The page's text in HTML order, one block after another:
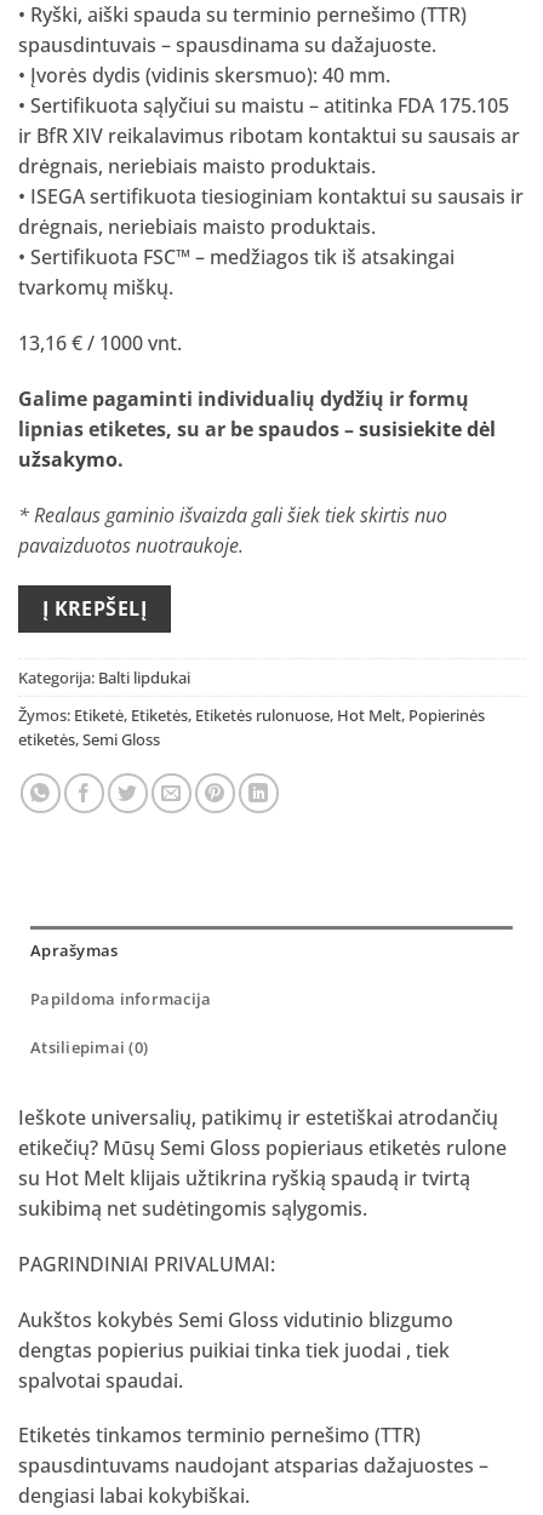
• Ryški, aiški spauda su terminio pernešimo (TTR)
spausdintuvais – spausdinama su dažajuoste.
• Įvorės dydis (vidinis skersmuo): 40 mm.
• Sertifikuota sąlyčiui su maistu – atitinka FDA 175.105
ir BfR XIV reikalavimus ribotam kontaktui su sausais ar
drėgnais, neriebiais maisto produktais.
• ISEGA sertifikuota tiesioginiam kontaktui su sausais ir
drėgnais, neriebiais maisto produktais.
• Sertifikuota FSC™ – medžiagos tik iš atsakingai
tvarkomų miškų.
13,16 € / 1000 vnt.
Galime pagaminti individualių dydžių ir formų
lipnias etiketes, su ar be spaudos –susisiekite dėl
užsakymo.
* Realaus gaminio išvaizda gali šiek tiek skirtis nuo
pavaizduotos nuotraukoje.
Į KREPŠELĮ
Kategorija: Balti lipdukai
Žymos: Etiketė, Etiketės, Etiketės rulonuose, Hot Melt, Popierinės
etiketės,Semi Gloss
Aprašymas
Papildoma informacija
Atsiliepimai (0)
Ieškote universalių, patikimų ir estetiškai atrodančių
etikečių? Mūsų Semi Gloss popieriaus etiketės rulone
su Hot Melt klijais užtikrina ryškią spaudą ir tvirtą
sukibimą net sudėtingomis sąlygomis.
PAGRINDINIAI PRIVALUMAI:
Aukštos kokybės Semi Gloss vidutinio blizgumo
dengtas popierius puikiai tinka tiek juodai , tiek
spalvotai spaudai.
Etiketės tinkamos terminio pernešimo (TTR)
spausdintuvams naudojant atsparias dažajuostes –
dengiasi labai kokybiškai.